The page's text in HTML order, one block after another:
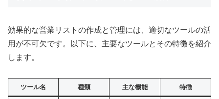
効果的な営業リストの作成と管理には、適切なツールの活
用が不可欠です。以下に、主要なツールとその特徴を紹介
します。
ツール名 種類 主な機能 特徴